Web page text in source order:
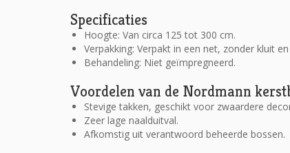
Specificaties
Hoogte: Van circa 125 tot 300 cm.
Verpakking: Verpakt in een net, zonder kluit
Behandeling: Niet geïmpregneerd.
Voordelen van de Nordmann
Stevige takken, geschikt voor zwaardere
Zeer lage naalduitval.
Afkomstig uit verantwoord beheerde bossen.